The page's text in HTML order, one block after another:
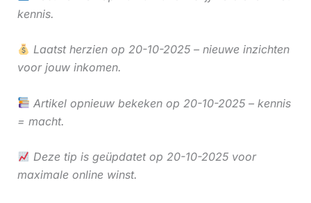
kennis.
Laatst herzien op 20-10-2025 – nieuwe inzichten
voor jouw inkomen.
Artikel opnieuw bekeken op 20-10-2025 – kennis
= macht.
Deze tip is geüpdatet op 20-10-2025 voor
maximale online winst.